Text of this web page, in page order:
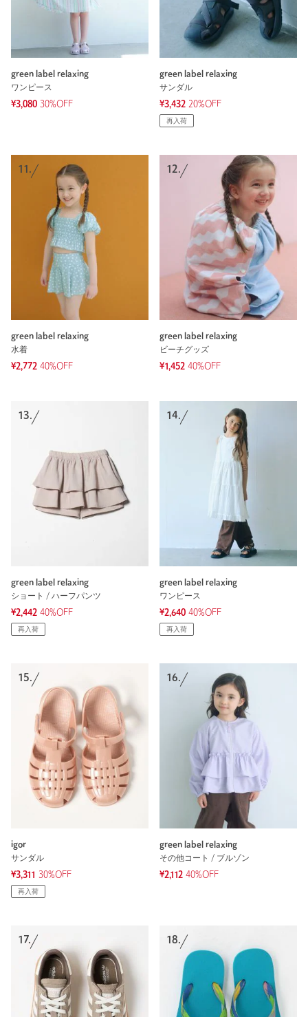
green label relaxing
ワンピース
¥3,080 30%OFF
green label relaxing
サンダル
¥3,432 20%OFF
再入荷
11.
green label relaxing
水着
¥2,772 40%OFF
12.
green label relaxing
ビーチグッズ
¥1,452 40%OFF
13.
green label relaxing
ショート / ハーフパンツ
¥2,442 40%OFF
再入荷
14.
green label relaxing
ワンピース
¥2,640 40%OFF
再入荷
15.
igor
サンダル
¥3,311 30%OFF
再入荷
16.
green label relaxing
その他コート / ブルゾン
¥2,112 40%OFF
17. 18.